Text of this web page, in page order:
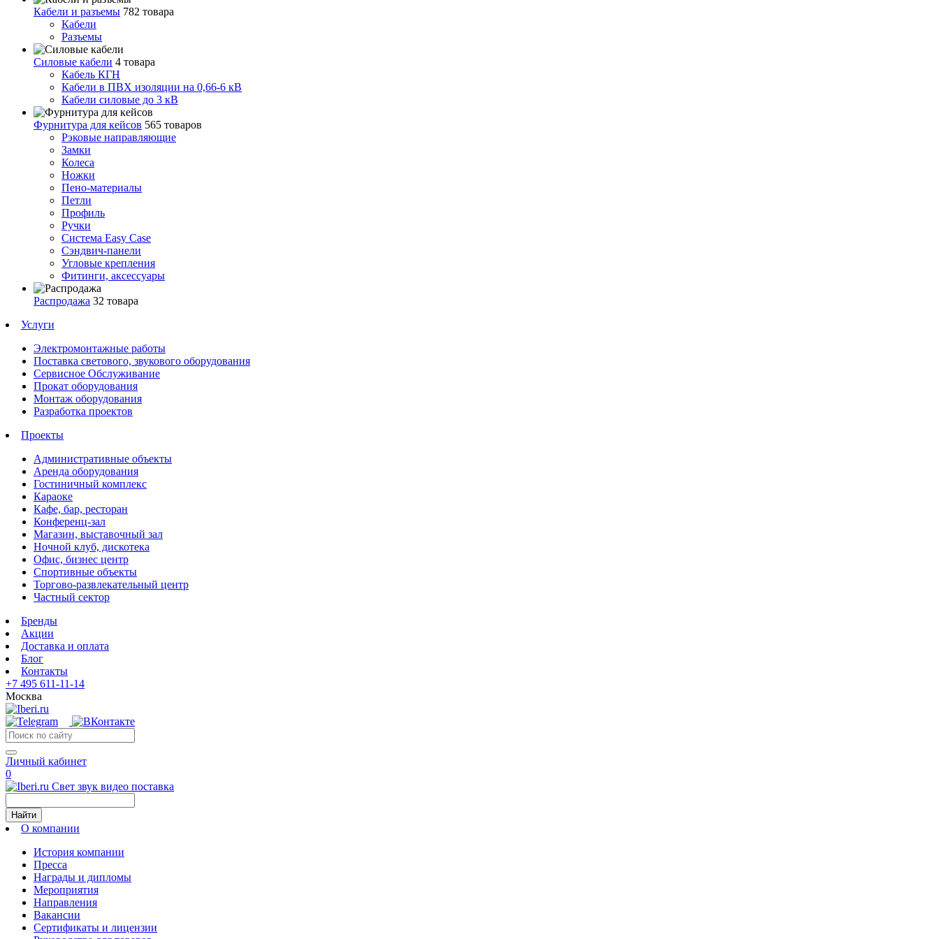
Кабели и разъемы 782 товара
Кабели
Разъемы
Силовые кабели 4 товара
Кабель КГН
Кабели в ПВХ изоляции на 0,66-6 кВ
Кабели силовые до 3 кВ
Фурнитура для кейсов 565 товаров
Рэковые направляющие
Замки
Колеса
Ножки
Пено-материалы
Петли
Профиль
Ручки
Система Easy Case
Сэндвич-панели
Угловые крепления
Фитинги, аксессуары
Распродажа 32 товара
Услуги
Электромонтажные работы
Поставка светового, звукового оборудования
Сервисное Обслуживание
Прокат оборудования
Монтаж оборудования
Разработка проектов
Проекты
Административные объекты
Аренда оборудования
Гостиничный комплекс
Караоке
Кафе, бар, ресторан
Конференц-зал
Магазин, выставочный зал
Ночной клуб, дискотека
Офис, бизнес центр
Спортивные объекты
Торгово-развлекательный центр
Частный сектор
Бренды
Акции
Доставка и оплата
Блог
Контакты
+7 495 611-11-14
Москва
Личный кабинет
0
Свет звук видео поставка
Найти
О компании
История компании
Пресса
Награды и дипломы
Мероприятия
Направления
Вакансии
Сертификаты и лицензии